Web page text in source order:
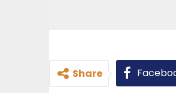
Share